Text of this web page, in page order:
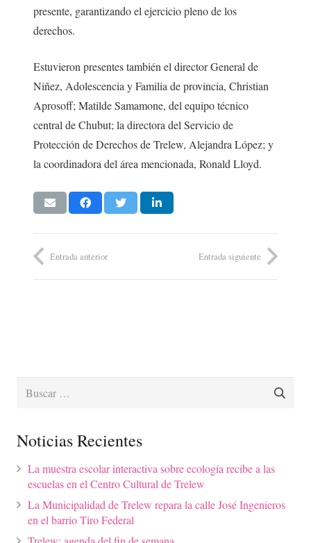
presente, garantizando el ejercicio pleno de los
derechos.
Estuvieron presentes también el director General de
Niñez, Adolescencia y Familia de provincia, Christian
Aprosoff; Matilde Samamone, del equipo técnico
central de Chubut; la directora del Servicio de
Protección de Derechos de Trelew, Alejandra López; y
la coordinadora del área mencionada, Ronald Lloyd.
Entrada anterior Entrada siguiente
Noticias Recientes
La muestra escolar interactiva sobre ecología recibe a las
escuelas en el Centro Cultural de Trelew
La Municipalidad de Trelew repara la calle José Ingenieros
en el barrio Tiro Federal